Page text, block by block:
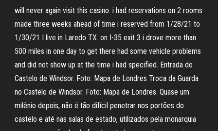
will never again visit this casino. i had reservations on 2 rooms
made three weeks ahead of time i reserved from 1/28/21 to
1/30/21 I live in Laredo TX. on I-35 exit 3 i drove more than
500 miles in one day to get there had some vehicle problems
and did not show up at the time i had specified. Entrada do
Castelo de Windsor. Foto: Mapa de Londres Troca da Guarda
no Castelo de Windsor. Foto: Mapa de Londres. Quase um
milênio depois, não é tão difícil penetrar nos portões do
castelo e até nas salas de estado, utilizados pela monarquia